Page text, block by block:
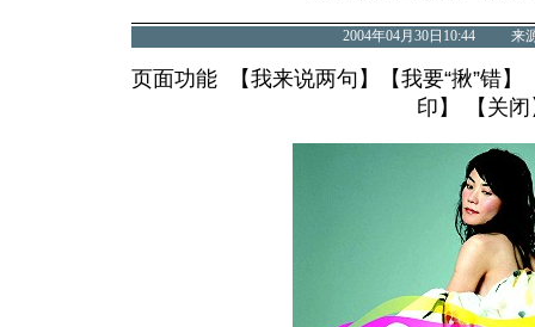
2004年04月30日10:44 来
页面功能 【我来说两句 】【我要“揪”错】
印 】 【 关闭